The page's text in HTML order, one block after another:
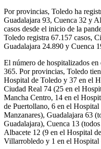
Por provincias, Toledo ha
Guadalajara 93, Cuenca 32 y
casos desde el inicio de la
Toledo registra 67.157 casos,
Guadalajara 24.890 y Cuenca
El número de hospitalizados
365. Por provincias, Toledo
Hospital de Toledo y 37 en el
Ciudad Real 74 (25 en el
Mancha Centro, 14 en el
de Puertollano, 6 en el
Manzanares), Guadalajara 63
Guadalajara), Cuenca 13
Albacete 12 (9 en el Hospital
Villarrobledo y 1 en el